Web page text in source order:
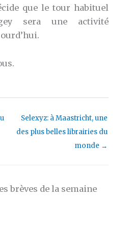
que le tour habituel
sera une activité
Selexyz: à Maastricht, une
des plus belles librairies du
monde →
brèves de la semaine